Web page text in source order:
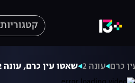
קטגוריות
כרם עונה 2 שאטו עין כרם, עונה 2, פרק 2 - החבר של שירה